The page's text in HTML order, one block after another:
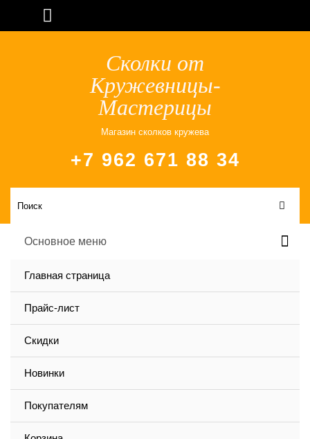
Сколки от
Кружевницы-
Мастерицы
Магазин сколков кружева
+7 962 671 88 34
Основное меню
Главная страница
Прайс-лист
Скидки
Новинки
Покупателям